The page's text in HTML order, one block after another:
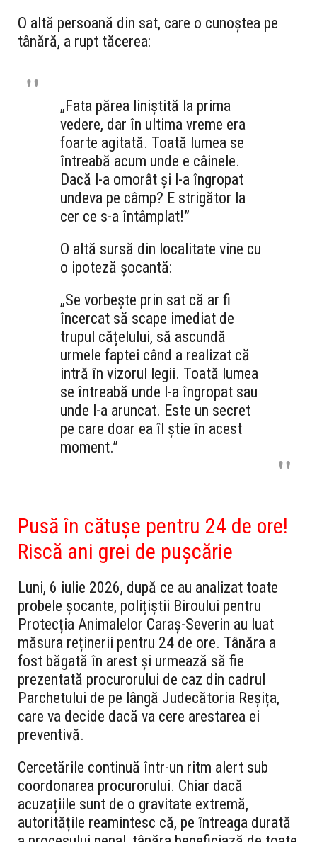
O altă persoană din sat, care o cunoștea pe
tânără, a rupt tăcerea:
„Fata părea liniștită la prima
vedere, dar în ultima vreme era
foarte agitată. Toată lumea se
întreabă acum unde e câinele.
Dacă l-a omorât și l-a îngropat
undeva pe câmp? E strigător la
cer ce s-a întâmplat!”
O altă sursă din localitate vine cu
o ipoteză șocantă:
„Se vorbește prin sat că ar fi
încercat să scape imediat de
trupul cățelului, să ascundă
urmele faptei când a realizat că
intră în vizorul legii. Toată lumea
se întreabă unde l-a îngropat sau
unde l-a aruncat. Este un secret
pe care doar ea îl știe în acest
moment.”
Pusă în cătușe pentru 24 de ore!
Riscă ani grei de pușcărie
Luni, 6 iulie 2026, după ce au analizat toate
probele șocante, polițiștii Biroului pentru
Protecția Animalelor Caraș-Severin au luat
măsura reținerii pentru 24 de ore. Tânăra a
fost băgată în arest și urmează să fie
prezentată procurorului de caz din cadrul
Parchetului de pe lângă Judecătoria Reșița,
care va decide dacă va cere arestarea ei
preventivă.
Cercetările continuă într-un ritm alert sub
coordonarea procurorului. Chiar dacă
acuzațiile sunt de o gravitate extremă,
autoritățile reamintesc că, pe întreaga durată